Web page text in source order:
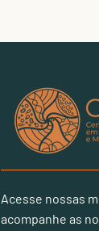
Acesse nossas
acompanhe as